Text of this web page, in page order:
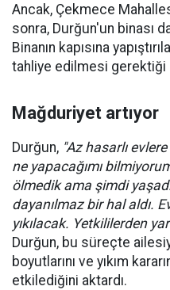
Ancak, Çekmece
sonra, Durğun'un binası
Binanın kapısına
tahliye edilmesi gerektiği
Mağduriyet artıyor
Durğun, "Az hasarlı
ne yapacağımı
ölmedik ama şimdi
dayanılmaz bir hal aldı.
yıkılacak. Yetkililerden
Durğun, bu süreçte
boyutlarını ve yıkım
etkilediğini aktardı.